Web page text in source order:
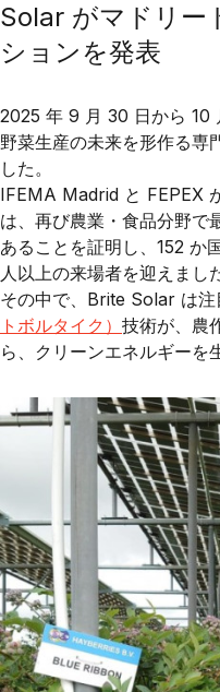
Solar がマドリー
ションを発表
2025 年 9 月 30 日から 10
野菜生産の未来を形作る専
した。
IFEMA Madrid と FEPEX
は、再び農業・食品分野で
あることを証明し、 152 か
人以上の来場者を迎えまし
その中で、 Brite Solar は注
トボルタイク） 技術が、農
ら、クリーンエネルギーを